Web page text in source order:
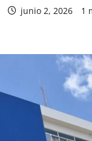
junio 2, 2026 1